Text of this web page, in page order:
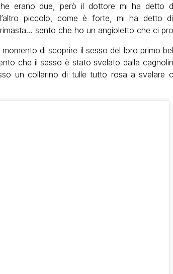
erano due, però il dottore mi ha detto
piccolo, come è forte, mi ha detto
sento che ho un angioletto che ci
di scoprire il sesso del loro primo
che il sesso è stato svelato dalla
un collarino di tulle tutto rosa a svelare